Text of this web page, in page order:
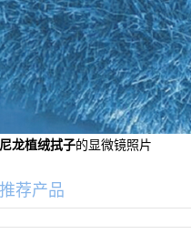
尼龙植绒拭子的显微镜照片
推荐产品